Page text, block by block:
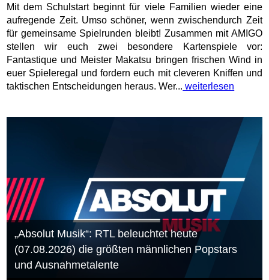
Mit dem Schulstart beginnt für viele Familien wieder eine
aufregende Zeit. Umso schöner, wenn zwischendurch Zeit
für gemeinsame Spielrunden bleibt! Zusammen mit AMIGO
stellen wir euch zwei besondere Kartenspiele vor:
Fantastique und Meister Makatsu bringen frischen Wind in
euer Spieleregal und fordern euch mit cleveren Kniffen und
taktischen Entscheidungen heraus. Wer... weiterlesen
„Absolut Musik“: RTL beleuchtet heute
(07.08.2026) die größten männlichen Popstars
und Ausnahmetalente